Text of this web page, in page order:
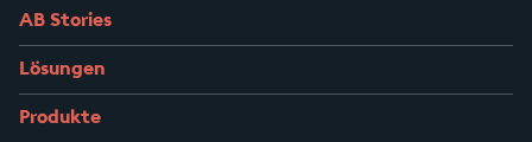
AB Stories
Lösungen
Produkte